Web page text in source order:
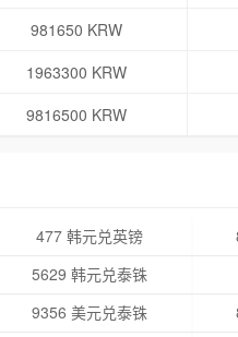
981650 KRW
1963300 KRW
9816500 KRW
477 韩元兑英镑
5629 韩元兑泰铢
9356 美元兑泰铢